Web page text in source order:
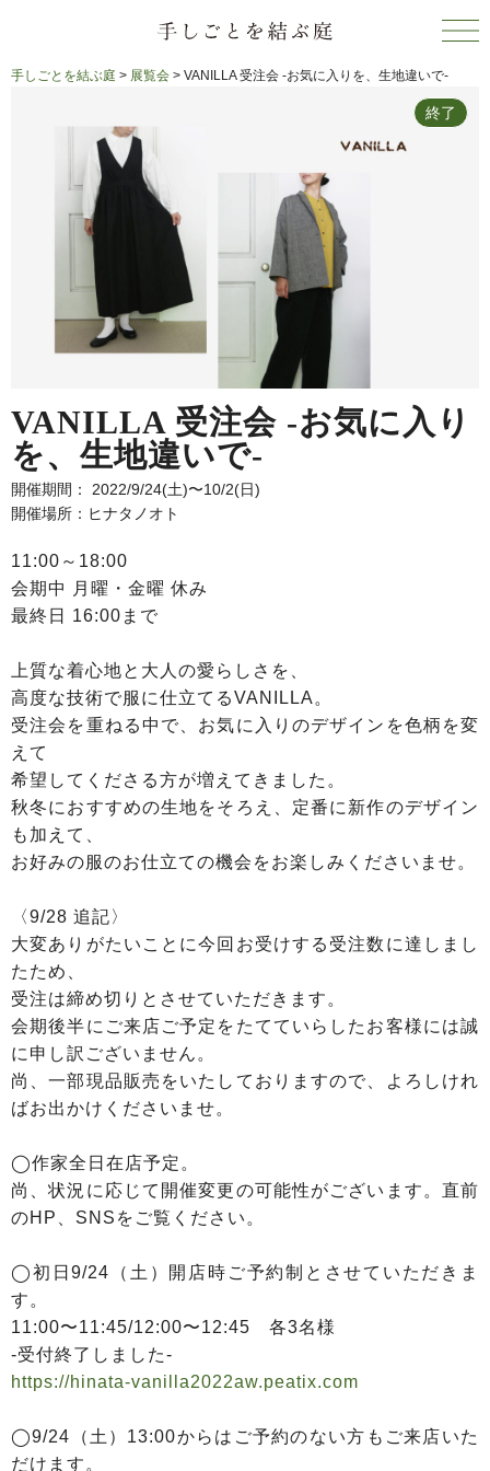
手しごとを結ぶ庭 > 展覧会 > VANILLA 受注会 -お気に入りを、生地違いで-
終了
VANILLA 受注会 -お気に入り
を、生地違いで-
開催期間： 2022/9/24(土)〜10/2(日)
開催場所：ヒナタノオト
11:00～18:00
会期中 月曜・金曜 休み
最終日 16:00まで
上質な着心地と大人の愛らしさを、
高度な技術で服に仕立てるVANILLA。
受注会を重ねる中で、お気に入りのデザインを色柄を変
えて
希望してくださる方が増えてきました。
秋冬におすすめの生地をそろえ、定番に新作のデザイン
も加えて、
お好みの服のお仕立ての機会をお楽しみくださいませ。
〈9/28 追記〉
大変ありがたいことに今回お受けする受注数に達しまし
たため、
受注は締め切りとさせていただきます。
会期後半にご来店ご予定をたてていらしたお客様には誠
に申し訳ございません。
尚、一部現品販売をいたしておりますので、よろしけれ
ばお出かけくださいませ。
◯作家全日在店予定。
尚、状況に応じて開催変更の可能性がございます。直前
のHP、SNSをご覧ください。
◯初日9/24（土）開店時ご予約制とさせていただきま
す。
11:00〜11:45/12:00〜12:45 各3名様
-受付終了しました-
https://hinata-vanilla2022aw.peatix.com
◯9/24（土）13:00からはご予約のない方もご来店いた
だけます。